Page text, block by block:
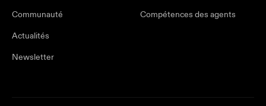
Communauté
Actualités
Newsletter
Compétences des agents